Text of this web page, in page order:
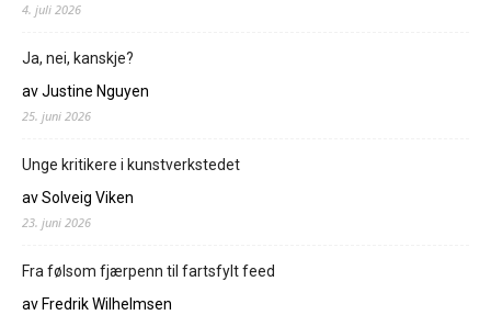
4. juli 2026
Ja, nei, kanskje?
av Justine Nguyen
25. juni 2026
Unge kritikere i kunstverkstedet
av Solveig Viken
23. juni 2026
Fra følsom fjærpenn til fartsfylt feed
av Fredrik Wilhelmsen